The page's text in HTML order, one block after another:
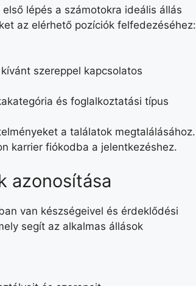
lépés a számotokra ideális állás
az elérhető pozíciók felfedezéséhez:
szereppel kapcsolatos
és foglalkoztatási típus
a találatok megtalálásához.
karrier fiókodba a jelentkezéshez.
azonosítása
van készségeivel és érdeklődési
segít az alkalmas állások